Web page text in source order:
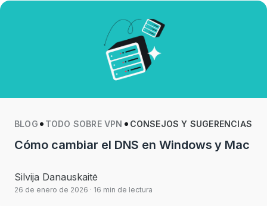
BLOG TODO SOBRE VPN CONSEJOS Y SUGERENCIAS
Cómo cambiar el DNS en Windows y Mac
Silvija Danauskaitė
26 de enero de 2026 · 16 min de lectura